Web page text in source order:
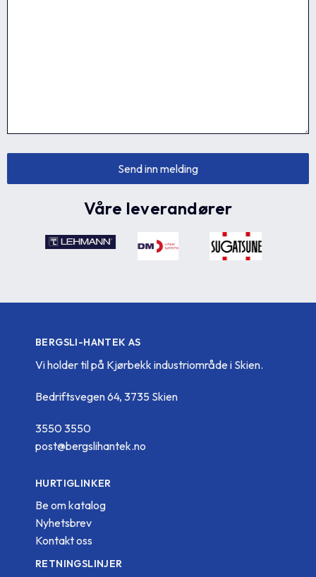
Våre leverandører
BERGSLI-HANTEK AS
Vi holder til på Kjørbekk industriområde i Skien.
Bedriftsvegen 64, 3735 Skien
3550 3550
post@bergslihantek.no
HURTIGLINKER
Be om katalog
Nyhetsbrev
Kontakt oss
RETNINGSLINJER